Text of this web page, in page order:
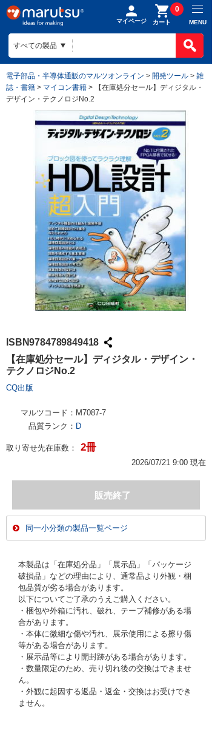
マイページ カート
0
MENU
電子部品・半導体通販のマルツオンライン > 開発ツール > 雑
誌・書籍 > マイコン書籍 > 【在庫処分セール】ディジタル・
デザイン・テクノロジNo.2
ISBN9784789849418
【在庫処分セール】ディジタル・デザイン・
テクノロジNo.2
CQ出版
マルツコード： M7087-7
品質ランク： D
取り寄せ先在庫数： 2冊
2026/07/21 9:00 現在
同一小分類の製品一覧ページ
本製品は「在庫処分品」「展示品」「パッケージ
破損品」などの理由により、通常品より外観・梱
包品質が劣る場合があります。
以下についてご了承のうえご購入ください。
・梱包や外箱に汚れ、破れ、テープ補修がある場
合があります。
・本体に微細な傷や汚れ、展示使用による擦り傷
等がある場合があります。
・展示品等により開封跡がある場合があります。
・数量限定のため、売り切れ後の交換はできませ
ん。
・外観に起因する返品・返金・交換はお受けでき
ません。